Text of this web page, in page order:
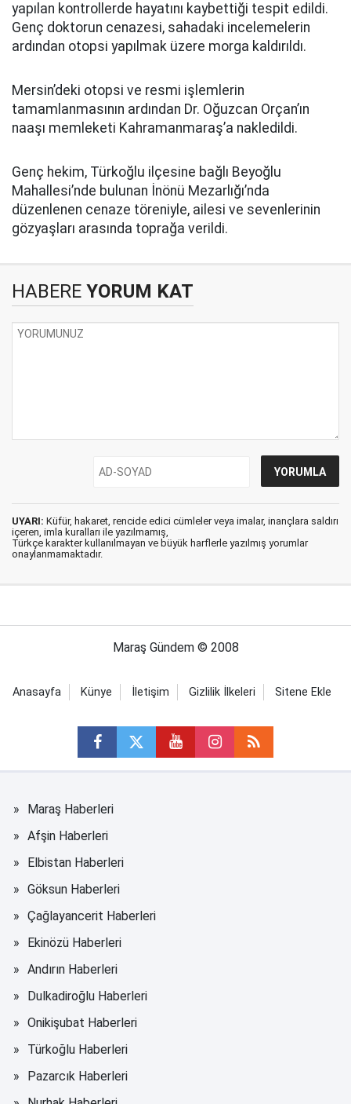
yapılan kontrollerde hayatını kaybettiği tespit edildi.
Genç doktorun cenazesi, sahadaki incelemelerin
ardından otopsi yapılmak üzere morga kaldırıldı.
Mersin’deki otopsi ve resmi işlemlerin
tamamlanmasının ardından Dr. Oğuzcan Orçan’ın
naaşı memleketi Kahramanmaraş’a nakledildi.
Genç hekim, Türkoğlu ilçesine bağlı Beyoğlu
Mahallesi’nde bulunan İnönü Mezarlığı’nda
düzenlenen cenaze töreniyle, ailesi ve sevenlerinin
gözyaşları arasında toprağa verildi.
HABERE YORUM KAT
UYARI: Küfür, hakaret, rencide edici cümleler veya imalar, inançlara saldırı
içeren, imla kuralları ile yazılmamış,
Türkçe karakter kullanılmayan ve büyük harflerle yazılmış yorumlar
onaylanmamaktadır.
Maraş Gündem © 2008
Anasayfa Künye İletişim Gizlilik İlkeleri Sitene Ekle
Maraş Haberleri
Afşin Haberleri
Elbistan Haberleri
Göksun Haberleri
Çağlayancerit Haberleri
Ekinözü Haberleri
Andırın Haberleri
Dulkadiroğlu Haberleri
Onikişubat Haberleri
Türkoğlu Haberleri
Pazarcık Haberleri